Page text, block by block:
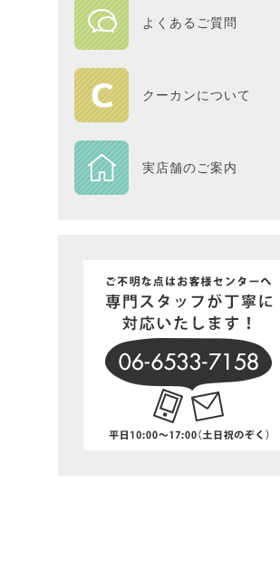
よくあるご質問
クーカンについて
実店舗のご案内